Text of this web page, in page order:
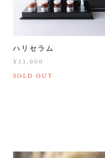
ハリセラム
¥33,000
SOLD OUT